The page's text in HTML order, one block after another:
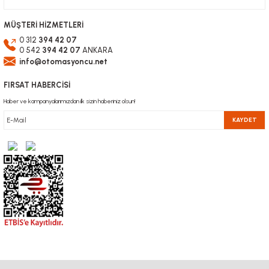
MÜŞTERİ HİZMETLERİ
0 312 394 42 07
0 542 394 42 07 ANKARA
info@otomasyoncu.net
FIRSAT HABERCİSİ
Haber ve kampanyalarımızdan ilk sizin haberiniz olsun!
KAYDET